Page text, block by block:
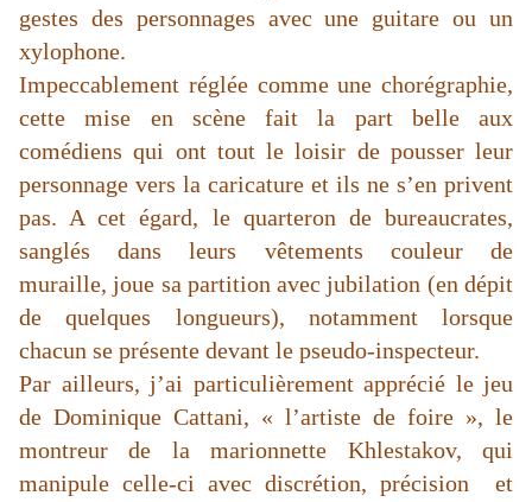
gestes des personnages avec une guitare ou un
xylophone.
Impeccablement réglée comme une chorégraphie,
cette mise en scène fait la part belle aux
comédiens qui ont tout le loisir de pousser leur
personnage vers la caricature et ils ne s’en privent
pas. A cet égard, le quarteron de bureaucrates,
sanglés dans leurs vêtements couleur de
muraille, joue sa partition avec jubilation (en dépit
de quelques longueurs), notamment lorsque
chacun se présente devant le pseudo-inspecteur.
Par ailleurs, j’ai particulièrement apprécié le jeu
de Dominique Cattani, « l’artiste de foire », le
montreur de la marionnette Khlestakov, qui
manipule celle-ci avec discrétion, précision et